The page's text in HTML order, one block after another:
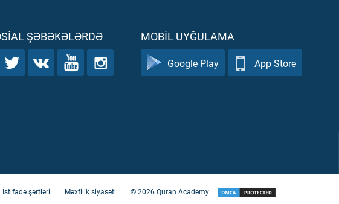
ŞƏBƏKƏLƏRDƏ MOBIL UYĞULAMA
Google Play App Store
İstifadə şərtləri Məxfilik siyasəti ©2026Quran Academy